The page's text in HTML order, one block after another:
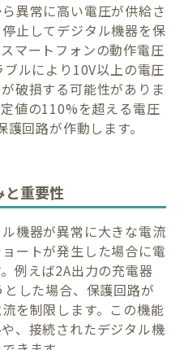
異常に高い電圧が供給さ
止してデジタル機器を保
マートフォンの動作電圧
ルにより10V以上の電圧
破損する可能性がありま
値の110%を超える電圧
回路が作動します。
と重要性
機器が異常に大きな電流
ートが発生した場合に電
例えば2A出力の充電器
した場合、保護回路が
を制限します。この機能
、接続されたデジタル機